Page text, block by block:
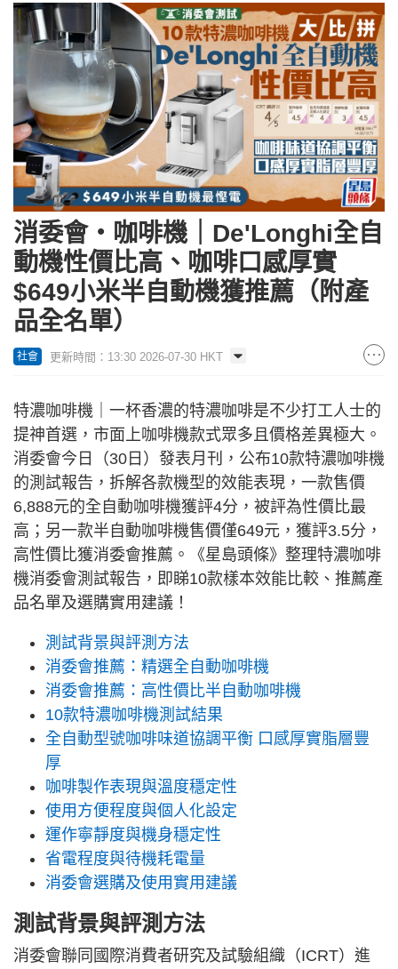
消委會‧咖啡機｜De'Longhi全自
動機性價比高、咖啡口感厚實
$649小米半自動機獲推薦（附產
品全名單）
社會 更新時間：13:30 2026-07-30 HKT
特濃咖啡機｜一杯香濃的特濃咖啡是不少打工人士的
提神首選，市面上咖啡機款式眾多且價格差異極大。
消委會今日（30日）發表月刊，公布10款特濃咖啡機
的測試報告，拆解各款機型的效能表現，一款售價
6,888元的全自動咖啡機獲評4分，被評為性價比最
高；另一款半自動咖啡機售價僅649元，獲評3.5分，
高性價比獲消委會推薦。《星島頭條》整理特濃咖啡
機消委會測試報告，即睇10款樣本效能比較、推薦產
品名單及選購實用建議！
測試背景與評測方法
消委會推薦：精選全自動咖啡機
消委會推薦：高性價比半自動咖啡機
10款特濃咖啡機測試結果
全自動型號咖啡味道協調平衡 口感厚實脂層豐
厚
咖啡製作表現與溫度穩定性
使用方便程度與個人化設定
運作寧靜度與機身穩定性
省電程度與待機耗電量
消委會選購及使用實用建議
測試背景與評測方法
消委會聯同國際消費者研究及試驗組織（ICRT）進